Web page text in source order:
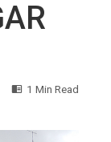
1 Min Read